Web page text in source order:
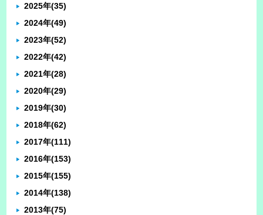
2025年(35)
2024年(49)
2023年(52)
2022年(42)
2021年(28)
2020年(29)
2019年(30)
2018年(62)
2017年(111)
2016年(153)
2015年(155)
2014年(138)
2013年(75)